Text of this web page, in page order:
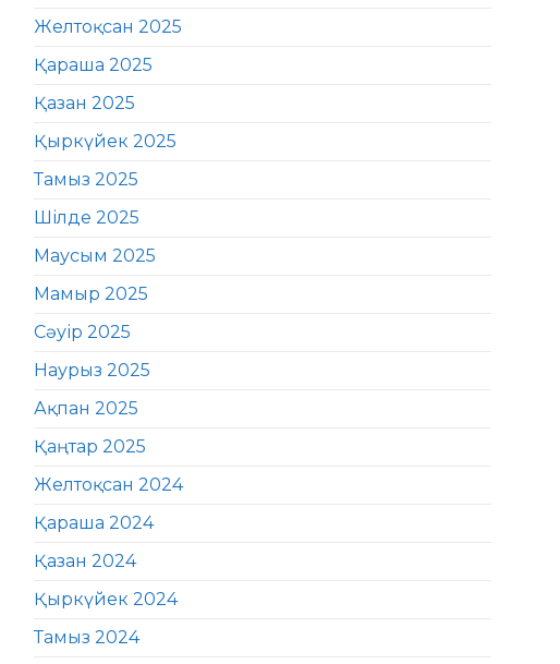
Желтоқсан 2025
Қараша 2025
Қазан 2025
Қыркүйек 2025
Тамыз 2025
Шілде 2025
Маусым 2025
Мамыр 2025
Сәуір 2025
Наурыз 2025
Ақпан 2025
Қаңтар 2025
Желтоқсан 2024
Қараша 2024
Қазан 2024
Қыркүйек 2024
Тамыз 2024